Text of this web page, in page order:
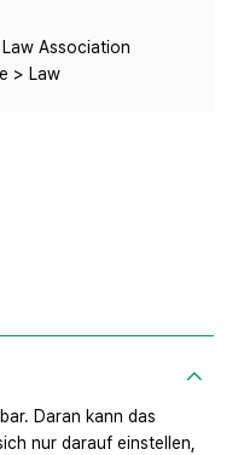
Association
> Law
Daran kann das
nur darauf einstellen,